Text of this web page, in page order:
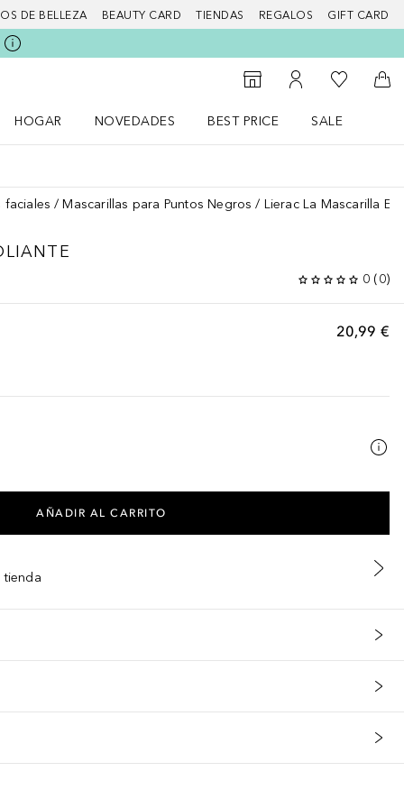
DE BELLEZA BEAUTY CARD TIENDAS REGALOS GIFT CARD
Al Storefinder
Mi cuenta
Mi lista de
A
HOGAR
NOVEDADES
BEST PRICE
SALE
faciales Mascarillas para Puntos Negros Lierac La Mascarilla
0 (0)
20,99 €
AÑADIR AL CARRITO
tienda